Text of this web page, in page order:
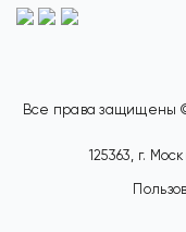
Все права защищены
125363, г.